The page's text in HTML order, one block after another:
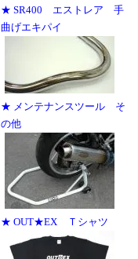
★ SR400 エストレア 手
曲げエキパイ
★ メンテナンスツール そ
の他
★ OUT★EX Ｔシャツ